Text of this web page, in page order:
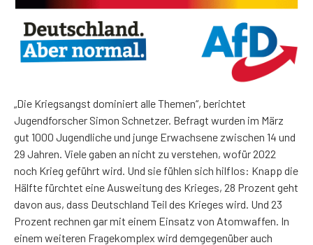
„Die Kriegsangst dominiert alle Themen“, berichtet
Jugendforscher Simon Schnetzer. Befragt wurden im März
gut 1000 Jugendliche und junge Erwachsene zwischen 14 und
29 Jahren. Viele gaben an nicht zu verstehen, wofür 2022
noch Krieg geführt wird. Und sie fühlen sich hilflos: Knapp die
Hälfte fürchtet eine Ausweitung des Krieges, 28 Prozent geht
davon aus, dass Deutschland Teil des Krieges wird. Und 23
Prozent rechnen gar mit einem Einsatz von Atomwaffen. In
einem weiteren Fragekomplex wird demgegenüber auch